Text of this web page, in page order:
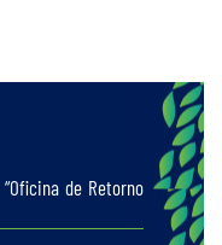
de Retorno